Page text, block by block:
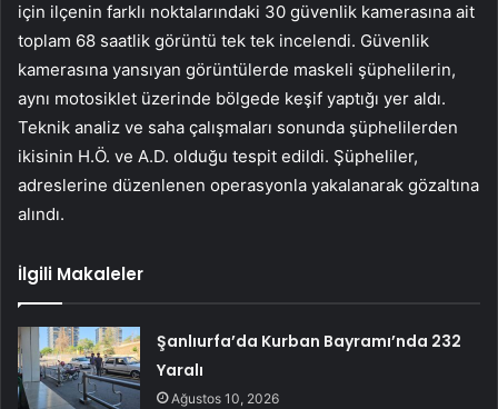
için ilçenin farklı noktalarındaki 30 güvenlik kamerasına ait
toplam 68 saatlik görüntü tek tek incelendi. Güvenlik
kamerasına yansıyan görüntülerde maskeli şüphelilerin,
aynı motosiklet üzerinde bölgede keşif yaptığı yer aldı.
Teknik analiz ve saha çalışmaları sonunda şüphelilerden
ikisinin H.Ö. ve A.D. olduğu tespit edildi. Şüpheliler,
adreslerine düzenlenen operasyonla yakalanarak gözaltına
alındı.
İlgili Makaleler
Şanlıurfa’da Kurban Bayramı’nda 232
Yaralı
Ağustos 10, 2026